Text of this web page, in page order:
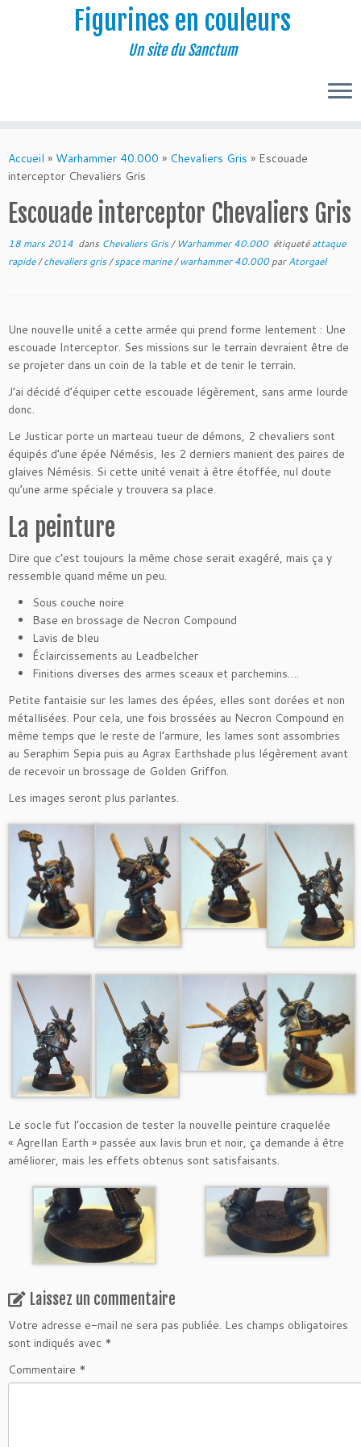
au
contenu
Figurines en couleurs
Un site du Sanctum
Accueil » Warhammer 40.000 » Chevaliers Gris » Escouade
interceptor Chevaliers Gris
Escouade interceptor Chevaliers Gris
18 mars 2014 dans Chevaliers Gris/ Warhammer 40.000 étiquetéattaque
rapide/chevaliers gris/space marine/warhammer 40.000parAtorgael
Une nouvelle unité a cette armée qui prend forme lentement : Une
escouade Interceptor. Ses missions sur le terrain devraient être de
se projeter dans un coin de la table et de tenir le terrain.
J’ai décidé d’équiper cette escouade légèrement, sans arme lourde
donc.
Le Justicar porte un marteau tueur de démons, 2 chevaliers sont
équipés d’une épée Némésis, les 2 derniers manient des paires de
glaives Némésis. Si cette unité venait à être étoffée, nul doute
qu’une arme spéciale y trouvera sa place.
La peinture
Dire que c’est toujours la même chose serait exagéré, mais ça y
ressemble quand même un peu.
Sous couche noire
Base en brossage de Necron Compound
Lavis de bleu
Éclaircissements au Leadbelcher
Finitions diverses des armes sceaux et parchemins….
Petite fantaisie sur les lames des épées, elles sont dorées et non
métallisées. Pour cela, une fois brossées au Necron Compound en
même temps que le reste de l’armure, les lames sont assombries
au Seraphim Sepia puis au Agrax Earthshade plus légèrement avant
de recevoir un brossage de Golden Griffon.
Les images seront plus parlantes.
Le socle fut l’occasion de tester la nouvelle peinture craquelée
« Agrellan Earth » passée aux lavis brun et noir, ça demande à être
améliorer, mais les effets obtenus sont satisfaisants.
Laissez un commentaire
Votre adresse e-mail ne sera pas publiée. Les champs obligatoires
sont indiqués avec *
Commentaire *